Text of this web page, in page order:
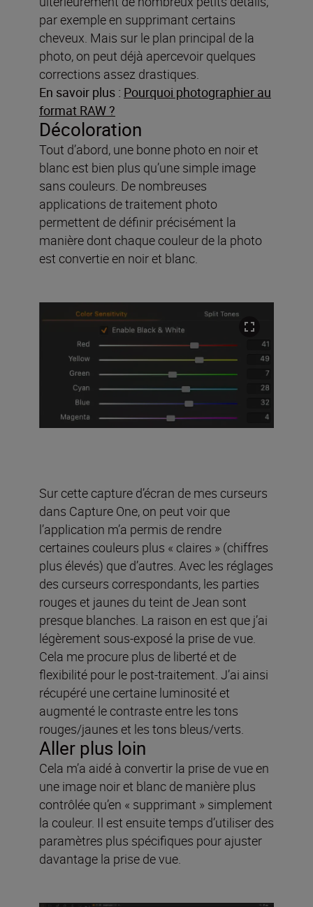
par exemple en supprimant certains
cheveux. Mais sur le plan principal de la
photo, on peut déjà apercevoir quelques
corrections assez drastiques.
En savoir plus : Pourquoi photographier au
format RAW ?
Décoloration
Tout d’abord, une bonne photo en noir et
blanc est bien plus qu’une simple image
sans couleurs. De nombreuses
applications de traitement photo
permettent de définir précisément la
manière dont chaque couleur de la photo
est convertie en noir et blanc.
Sur cette capture d’écran de mes curseurs
dans Capture One, on peut voir que
l’application m’a permis de rendre
certaines couleurs plus « claires » (chiffres
plus élevés) que d’autres. Avec les réglages
des curseurs correspondants, les parties
rouges et jaunes du teint de Jean sont
presque blanches. La raison en est que j’ai
légèrement sous-exposé la prise de vue.
Cela me procure plus de liberté et de
flexibilité pour le post-traitement. J’ai ainsi
récupéré une certaine luminosité et
augmenté le contraste entre les tons
rouges/jaunes et les tons bleus/verts.
Aller plus loin
Cela m’a aidé à convertir la prise de vue en
une image noir et blanc de manière plus
contrôlée qu’en « supprimant » simplement
la couleur. Il est ensuite temps d’utiliser des
paramètres plus spécifiques pour ajuster
davantage la prise de vue.